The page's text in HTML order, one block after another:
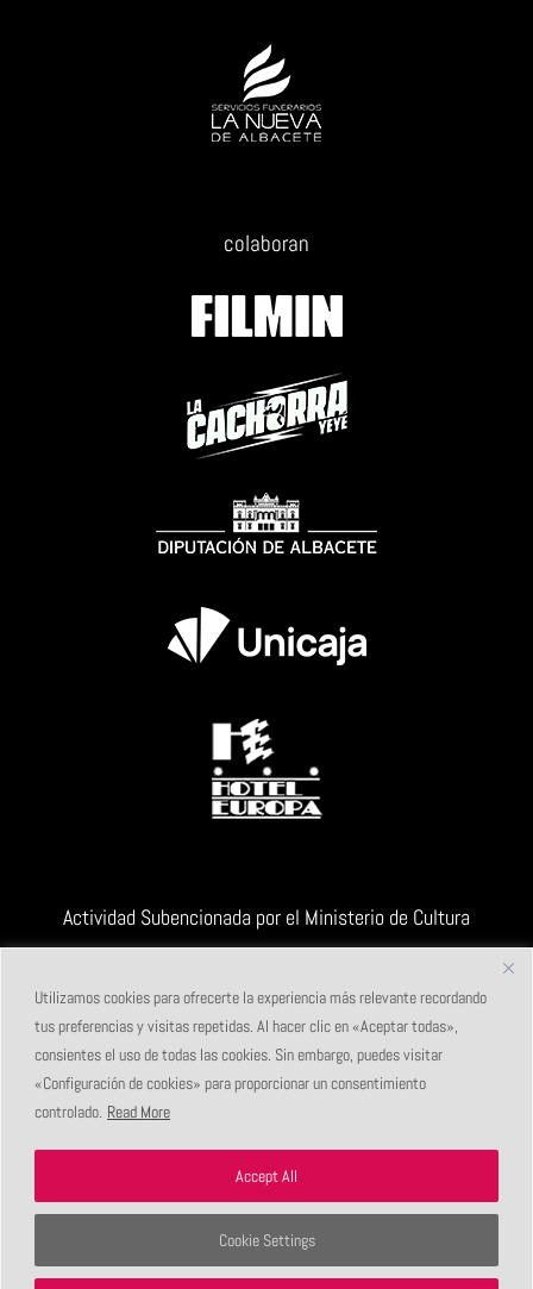
Utilizamos cookies para ofrecerte la experiencia más relevante recordando
tus preferencias y visitas repetidas. Al hacer clic en «Aceptar todas»,
consientes el uso de todas las cookies. Sin embargo, puedes visitar
«Configuración de cookies» para proporcionar un consentimiento
controlado. Read More
Cookie Settings
Accept All
colaboran
Actividad Subencionada por el Ministerio de Cultura
Maldito Festival de Videopoesía|Albacete (España)|info@malditofestival.com